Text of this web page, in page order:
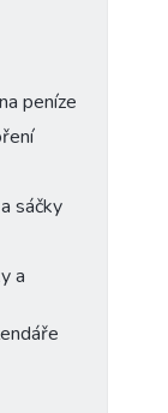
peníze
sáčky
a